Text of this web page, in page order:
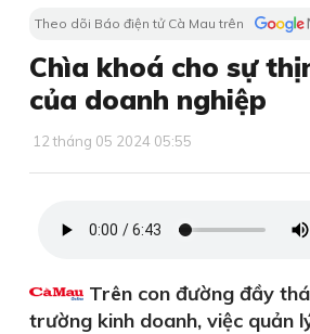
Theo dõi Báo điện tử Cà Mau trên
Chìa khoá cho sự
của doanh nghiệp
12 tháng 05 2024 05:55
Trên con đường đầy
trường kinh doanh, việc quản